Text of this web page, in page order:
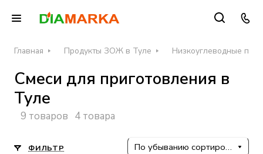
Главная Продукты ЗОЖ в Туле Низкоуглеводные
Смеси для приготовления в
Туле
9 товаров 4 товара
ФИЛЬТР По убыванию сортировки